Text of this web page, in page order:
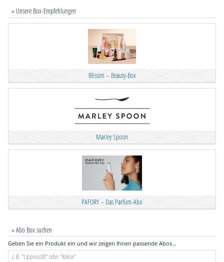
» Unsere Box-Empfehlungen
Blissim – Beauty-Box
Marley Spoon
PAFORY – Das Parfüm-Abo
» Abo Box suchen
Geben Sie ein Produkt ein und wir zeigen Ihnen passende Abos...